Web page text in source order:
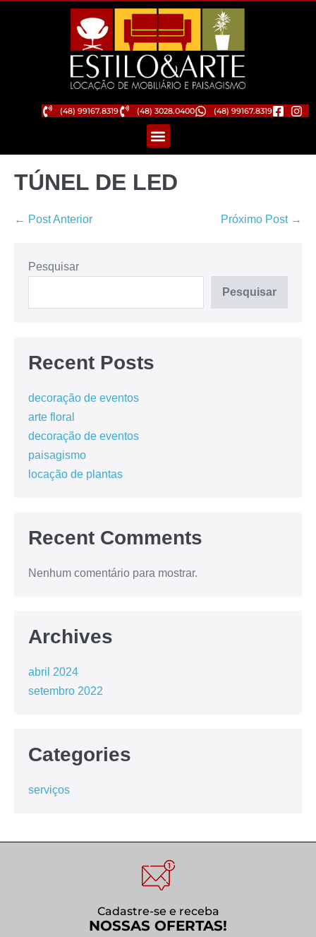
(48) 99167.8319 (48) 3028.0400 (48) 99167.8319
TÚNEL DE LED
← Post Anterior Próximo Post →
Pesquisar
Pesquisar
Recent Posts
decoração de eventos
arte floral
decoração de eventos
paisagismo
locação de plantas
Recent Comments
Nenhum comentário para mostrar.
Archives
abril 2024
setembro 2022
Categories
serviços
Cadastre-se e receba
NOSSAS OFERTAS!